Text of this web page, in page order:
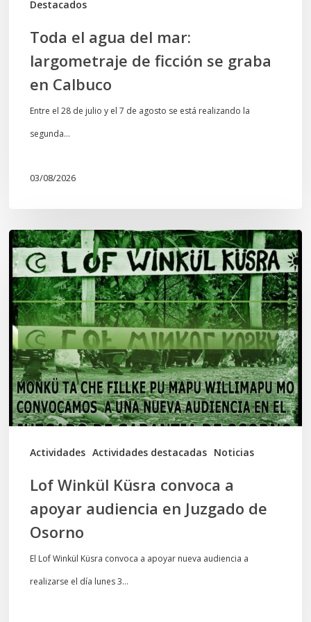
Destacados
Toda el agua del mar:
largometraje de ficción se graba
en Calbuco
Entre el 28 de julio y el 7 de agosto se está realizando la
segunda…
03/08/2026
Actividades Actividades destacadas Noticias
Lof
Winkül
Küsra
convoca
a
apoyar
audiencia
en
Juzgado
Lof Winkül Küsra convoca a
apoyar audiencia en Juzgado de
Osorno
El Lof Winkül Küsra convoca a apoyar nueva audiencia a
realizarse el día lunes 3…